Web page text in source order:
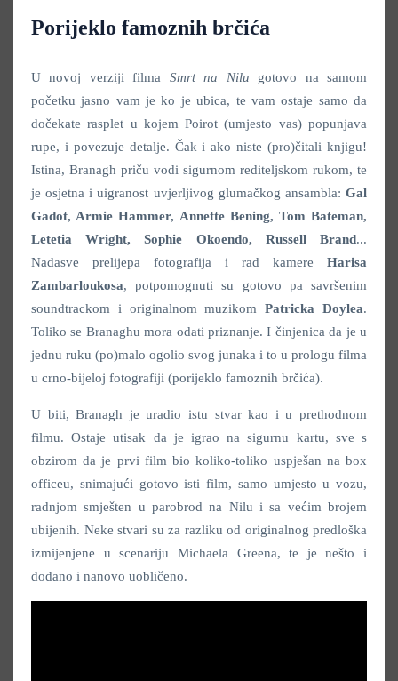
Porijeklo famoznih brčića
U novoj verziji filma Smrt na Nilu gotovo na samom
početku jasno vam je ko je ubica, te vam ostaje samo da
dočekate rasplet u kojem Poirot (umjesto vas) popunjava
rupe, i povezuje detalje. Čak i ako niste (pro)čitali knjigu!
Istina, Branagh priču vodi sigurnom rediteljskom rukom, te
je osjetna i uigranost uvjerljivog glumačkog ansambla: Gal
Gadot, Armie Hammer, Annette Bening, Tom Bateman,
Letetia Wright, Sophie Okoendo, Russell Brand...
Nadasve prelijepa fotografija i rad kamere Harisa
Zambarloukosa, potpomognuti su gotovo pa savršenim
soundtrackom i originalnom muzikomPatricka Doylea.
Toliko se Branaghu mora odati priznanje. I činjenica da je u
jednu ruku (po)malo ogolio svog junaka i to u prologu filma
u crno-bijeloj fotografiji (porijeklo famoznih brčića).
U biti, Branagh je uradio istu stvar kao i u prethodnom
filmu. Ostaje utisak da je igrao na sigurnu kartu, sve s
obzirom da je prvi film bio koliko-toliko uspješan na box
officeu, snimajući gotovo isti film, samo umjesto u vozu,
radnjom smješten u parobrod na Nilu i sa većim brojem
ubijenih. Neke stvari su za razliku od originalnog predloška
izmijenjene u scenariju Michaela Greena, te je nešto i
dodano i nanovo uobličeno.